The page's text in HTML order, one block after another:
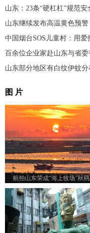
山东：23条“硬杠杠”规范
山东继续发布高温黄色预
中国烟台SOS儿童村：用
百余位企业家赴山东与省
山东部分地区有白纹伊蚊
图 片
航拍山东荣成“海上牧场”秋